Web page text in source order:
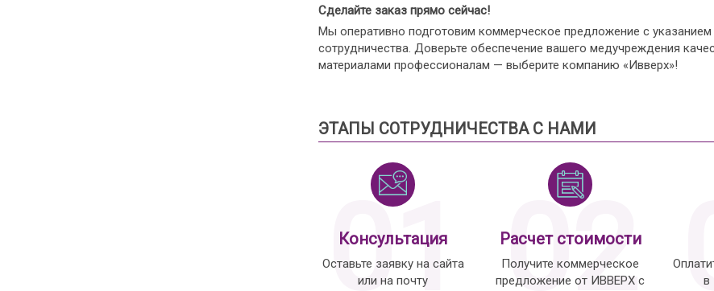
Сделайте заказ прямо сейчас!
Мы оперативно подготовим коммерческое предложение с указанием
сотрудничества. Доверьте обеспечение вашего медучреждения
материалами профессионалам — выберите компанию «Ивверх»!
ЭТАПЫ СОТРУДНИЧЕСТВА С НАМИ
01
Консультация
Оставьте заявку на сайта
или на почту
02
Расчет стоимости
Получите коммерческое
предложение от ИВВЕРХ с
в